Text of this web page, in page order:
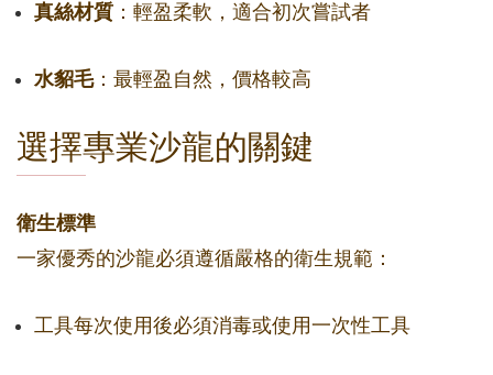
真絲材質 ：輕盈柔軟，適合初次嘗試者
水貂毛：最輕盈自然，價格較高
選擇專業沙龍的關鍵
衛生標準
一家優秀的沙龍必須遵循嚴格的衛生規範：
工具每次使用後必須消毒或使用一次性工具